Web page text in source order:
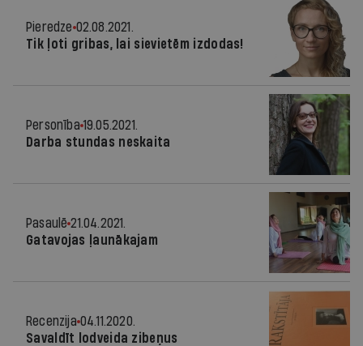
Pieredze 02.08.2021.
Tik ļoti gribas, lai sievietēm izdodas!
Personība 19.05.2021.
Darba stundas neskaita
Pasaulē 21.04.2021.
Gatavojas ļaunākajam
Recenzija 04.11.2020.
Savaldīt lodveida zibeņus